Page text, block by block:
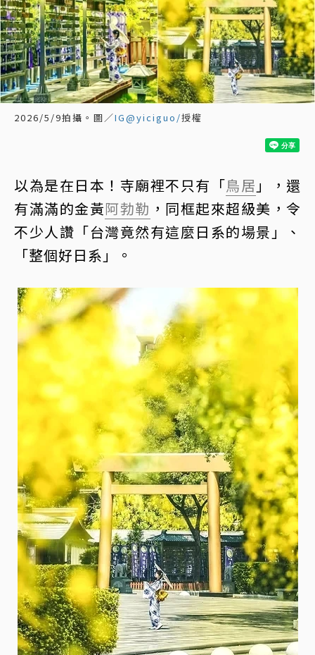
2026/5/9拍攝。圖／IG@yiciguo/授權
以為是在日本！寺廟裡不只有「鳥居 」，還
有滿滿的金黃阿勃勒 ，同框起來超級美，令
不少人讚「台灣竟然有這麼日系的場景」、
「整個好日系」。